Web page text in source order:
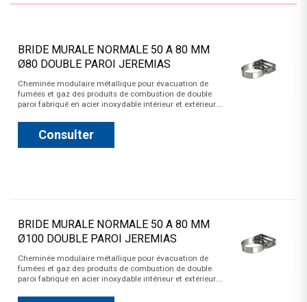
BRIDE MURALE NORMALE 50 A 80 MM
Ø80 DOUBLE PAROI JEREMIAS
Cheminée modulaire métallique pour évacuation de
fumées et gaz des produits de combustion de double
paroi fabriqué en acier inoxydable intérieur et extérieur.…
Consulter
BRIDE MURALE NORMALE 50 A 80 MM
Ø100 DOUBLE PAROI JEREMIAS
Cheminée modulaire métallique pour évacuation de
fumées et gaz des produits de combustion de double
paroi fabriqué en acier inoxydable intérieur et extérieur.…